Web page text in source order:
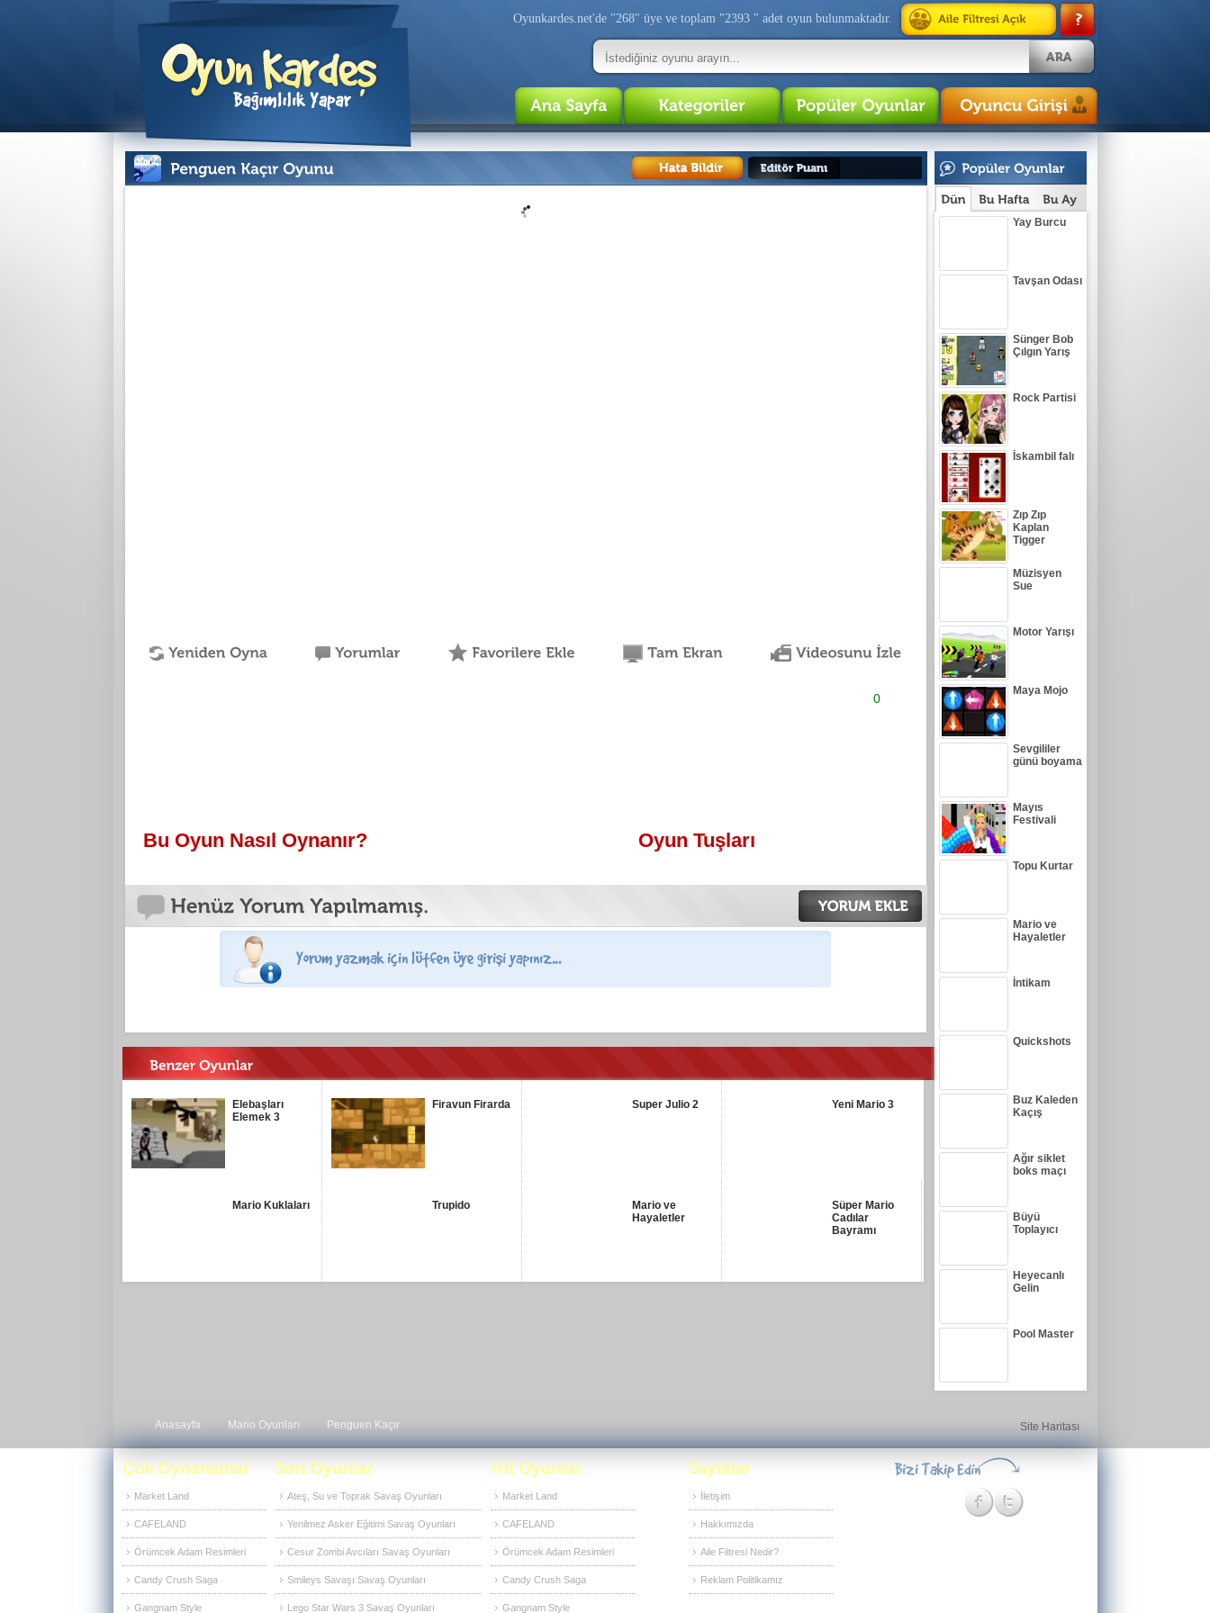
Oyunkardes.net'de "268" üye ve toplam "2393 " adet oyun bulunmaktadır.
0
Bu Oyun Nasıl Oynanır? Oyun Tuşları
Elebaşları
Elemek 3
Firavun Firarda Super Julio 2 Yeni Mario 3
Mario Kuklaları Trupido
Mario ve
Hayaletler
Süper Mario
Cadılar
Bayramı
Yay Burcu
Tavşan Odası
Sünger Bob
Çılgın Yarış
Rock Partisi
İskambil falı
Zıp Zıp
Kaplan
Tigger
Müzisyen
Sue
Motor Yarışı
Maya Mojo
Sevgililer
günü boyama
Mayıs
Festivali
Topu Kurtar
Mario ve
Hayaletler
İntikam
Quickshots
Buz Kaleden
Kaçış
Ağır siklet
boks maçı
Büyü
Toplayıcı
Heyecanlı
Gelin
Pool Master
Anasayfa Mario Oyunları Penguen Kaçır Site Haritası
Market Land
CAFELAND
Örümcek Adam Resimleri
Candy Crush Saga
Gangnam Style
Ateş, Su ve Toprak Savaş Oyunları
Yenilmez Asker Eğitimi Savaş Oyunları
Cesur Zombi Avcıları Savaş Oyunları
Smileys Savaşı Savaş Oyunları
Lego Star Wars 3 Savaş Oyunları
Market Land
CAFELAND
Örümcek Adam Resimleri
Candy Crush Saga
Gangnam Style
İletişim
Hakkımızda
Aile Filtresi Nedir?
Reklam Politikamız